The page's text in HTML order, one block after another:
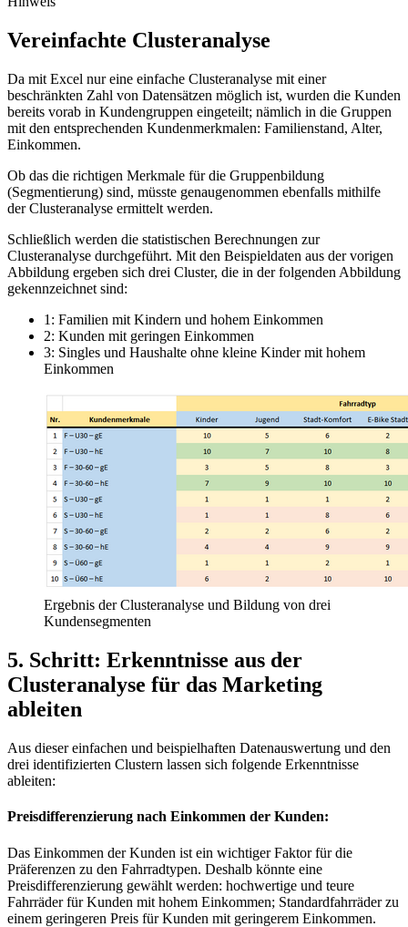
Vereinfachte Clusteranalyse
Da mit Excel nur eine einfache Clusteranalyse mit einer
beschränkten Zahl von Datensätzen möglich ist, wurden die Kunden
bereits vorab in Kundengruppen eingeteilt; nämlich in die Gruppen
mit den entsprechenden Kundenmerkmalen: Familienstand, Alter,
Einkommen.
Ob das die richtigen Merkmale für die Gruppenbildung
(Segmentierung) sind, müsste genaugenommen ebenfalls mithilfe
der Clusteranalyse ermittelt werden.
Schließlich werden die statistischen Berechnungen zur
Clusteranalyse durchgeführt. Mit den Beispieldaten aus der vorigen
Abbildung ergeben sich drei Cluster, die in der folgenden Abbildung
gekennzeichnet sind:
1: Familien mit Kindern und hohem Einkommen
2: Kunden mit geringen Einkommen
3: Singles und Haushalte ohne kleine Kinder mit hohem
Einkommen
Ergebnis der Clusteranalyse und Bildung von drei
Kundensegmenten
5. Schritt: Erkenntnisse aus der
Clusteranalyse für das Marketing
ableiten
Aus dieser einfachen und beispielhaften Datenauswertung und den
drei identifizierten Clustern lassen sich folgende Erkenntnisse
ableiten:
Preisdifferenzierung nach Einkommen der Kunden:
Das Einkommen der Kunden ist ein wichtiger Faktor für die
Präferenzen zu den Fahrradtypen. Deshalb könnte eine
Preisdifferenzierung gewählt werden: hochwertige und teure
Fahrräder für Kunden mit hohem Einkommen; Standardfahrräder zu
einem geringeren Preis für Kunden mit geringerem Einkommen.